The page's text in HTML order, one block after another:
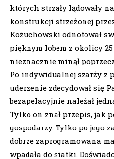
których strzały lądowały
konstrukcji strzeżonej
Kożuchowski odnotował
pięknym lobem z okolicy
nieznacznie minął
Po indywidualnej szarży z
uderzenie zdecydował się
bezapelacyjnie należał
Tylko on znał przepis, jak
gospodarzy. Tylko po jego
dobrze zaprogramowana
wpadała do siatki.